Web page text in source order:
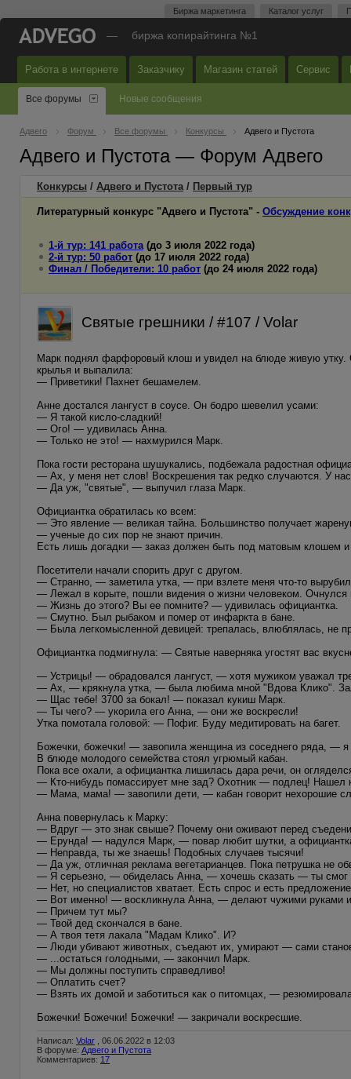
Биржа маркетинга Каталог услуг
— биржа копирайтинга №1
Работа в интернете Заказчику Магазин статей Сервис
Все форумы Новые сообщения
Адвего Форум Все форумы Конкурсы Адвего и Пустота
Адвего и Пустота — Форум Адвего
Конкурсы / Адвего и Пустота/ Первый тур
Литературный конкурс "Адвего и Пустота" - Обсуждение
1-й тур: 141 работа(до 3 июля 2022 года)
2-й тур: 50 работ (до 17 июля 2022 года)
Финал / Победители: 10 работ (до 24 июля 2022 года)
Святые грешники / #107 / Volar
Марк поднял фарфоровый клош и увидел на блюде живую утку.
крылья и выпалила:
— Приветики! Пахнет бешамелем.
Анне достался лангуст в соусе. Он бодро шевелил усами:
— Я такой кисло-сладкий!
— Ого! — удивилась Анна.
— Только не это! — нахмурился Марк.
Пока гости ресторана шушукались, подбежала радостная
— Ах, у меня нет слов! Воскрешения так редко случаются. У
— Да уж, "святые", — выпучил глаза Марк.
Официантка обратилась ко всем:
— Это явление — великая тайна. Большинство получает
— ученые до сих пор не знают причин.
Есть лишь догадки — заказ должен быть под матовым клошем
Посетители начали спорить друг с другом.
— Странно, — заметила утка, — при взлете меня что-то
— Лежал в корыте, пошли видения о жизни человеком.
— Жизнь до этого? Вы ее помните? — удивилась официантка.
— Смутно. Был рыбаком и помер от инфаркта в бане.
— Была легкомысленной девицей: трепалась, влюблялась, не
Официантка подмигнула: — Святые наверняка угостят вас
— Устрицы! — обрадовался лангуст, — хотя мужиком уважал
— Ах, — крякнула утка, — была любима мной "Вдова Клико".
— Щас тебе! 3700 за бокал! — показал кукиш Марк.
— Ты чего? — укорила его Анна, — они же воскресли!
Утка помотала головой: — Пофиг. Буду медитировать на багет.
Божечки, божечки! — завопила женщина из соседнего ряда, — я
В блюде молодого семейства стоял угрюмый кабан.
Пока все охали, а официантка лишилась дара речи, он
— Кто-нибудь помассирует мне зад? Охотник — подлец! Нашел
— Мама, мама! — завопили дети, — кабан говорит нехорошие
Анна повернулась к Марку:
— Вдруг — это знак свыше? Почему они оживают перед
— Ерунда! — надулся Марк, — повар любит шутки, а
— Неправда, ты же знаешь! Подобных случаев тысячи!
— Да уж, отличная реклама вегетарианцев. Пока петрушка не
— Я серьезно, — обиделась Анна, — хочешь сказать — ты смог
— Нет, но специалистов хватает. Есть спрос и есть
— Вот именно! — воскликнула Анна, — делают чужими руками и
— Причем тут мы?
— Твой дед скончался в бане.
— А твоя тетя лакала "Мадам Клико". И?
— Люди убивают животных, съедают их, умирают — сами
— ...остаться голодными, — закончил Марк.
— Мы должны поступить справедливо!
— Оплатить счет?
— Взять их домой и заботиться как о питомцах, —
Божечки! Божечки! Божечки! — закричали воскресшие.
Написал: Volar , 06.06.2022 в 12:03
В форуме: Адвего и Пустота
Комментариев: 17